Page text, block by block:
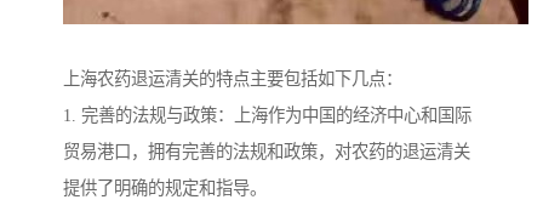
上海农药退运清关的特点主要包括如下几点：
1. 完善的法规与政策：上海作为中国的经济中心和国际
贸易港口，拥有完善的法规和政策，对农药的退运清关
提供了明确的规定和指导。